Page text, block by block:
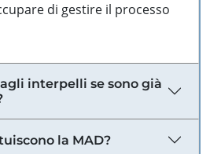
di gestire il processo
interpelli se sono già
la MAD?